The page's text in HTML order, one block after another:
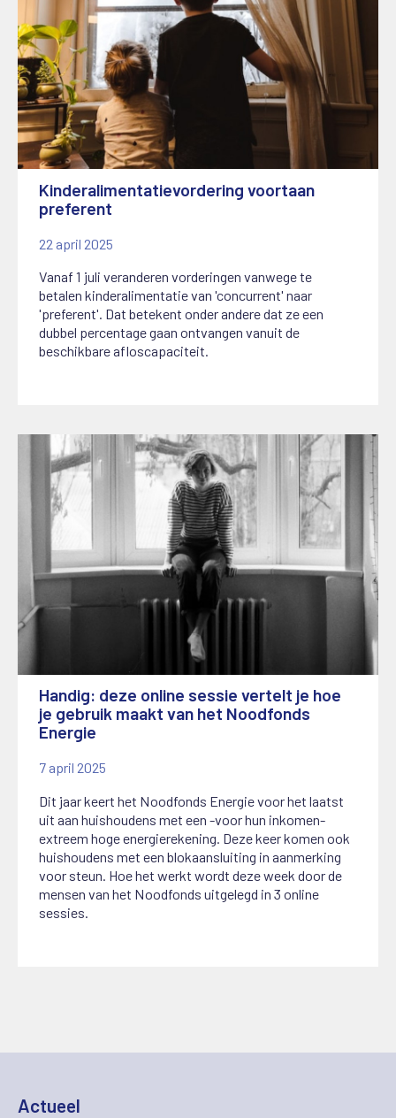
Kinderalimentatievordering voortaan
preferent
22 april 2025
Vanaf 1 juli veranderen vorderingen vanwege te
betalen kinderalimentatie van 'concurrent' naar
'preferent'. Dat betekent onder andere dat ze een
dubbel percentage gaan ontvangen vanuit de
beschikbare afloscapaciteit.
Handig: deze online sessie vertelt je hoe
je gebruik maakt van het Noodfonds
Energie
7 april 2025
Dit jaar keert het Noodfonds Energie voor het laatst
uit aan huishoudens met een -voor hun inkomen-
extreem hoge energierekening. Deze keer komen ook
huishoudens met een blokaansluiting in aanmerking
voor steun. Hoe het werkt wordt deze week door de
mensen van het Noodfonds uitgelegd in 3 online
sessies.
Actueel